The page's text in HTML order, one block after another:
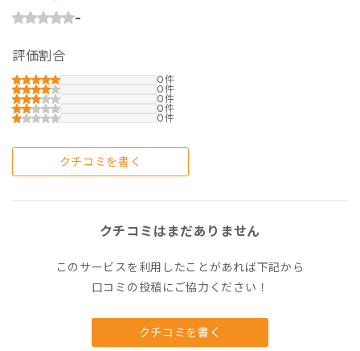
-
評価割合
0
0
0
0
0
クチコミを書く
クチコミはまだありません
このサービスを利用したことがあれば下記から
口コミの投稿にご協力ください！
クチコミを書く